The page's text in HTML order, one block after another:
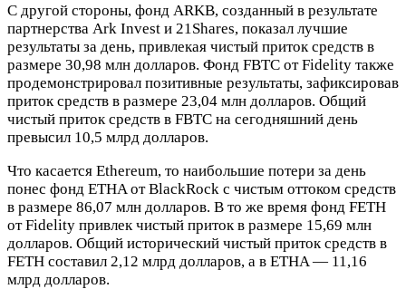
С другой стороны, фонд ARKB, созданный в результате
партнерства Ark Invest и 21Shares, показал лучшие
результаты за день, привлекая чистый приток средств в
размере 30,98 млн долларов. Фонд FBTC от Fidelity также
продемонстрировал позитивные результаты, зафиксировав
приток средств в размере 23,04 млн долларов. Общий
чистый приток средств в FBTC на сегодняшний день
превысил 10,5 млрд долларов.
Что касается Ethereum, то наибольшие потери за день
понес фонд ETHA от BlackRock с чистым оттоком средств
в размере 86,07 млн долларов. В то же время фонд FETH
от Fidelity привлек чистый приток в размере 15,69 млн
долларов. Общий исторический чистый приток средств в
FETH составил 2,12 млрд долларов, а в ETHA — 11,16
млрд долларов.